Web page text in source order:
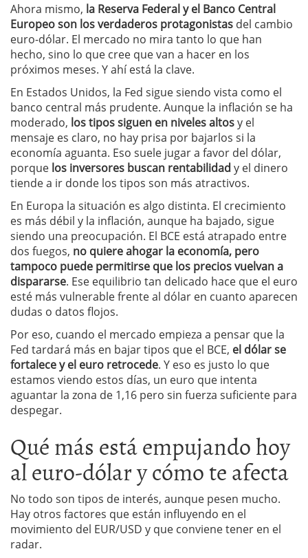
Ahora mismo, la Reserva Federal y el Banco Central
Europeo son los verdaderos protagonistas del cambio
euro-dólar. El mercado no mira tanto lo que han
hecho, sino lo que cree que van a hacer en los
próximos meses. Y ahí está la clave.
En Estados Unidos, la Fed sigue siendo vista como el
banco central más prudente. Aunque la inflación se ha
moderado, los tipos siguen en niveles altosy el
mensaje es claro, no hay prisa por bajarlos si la
economía aguanta. Eso suele jugar a favor del dólar,
porque los inversores buscan rentabilidad y el dinero
tiende a ir donde los tipos son más atractivos.
En Europa la situación es algo distinta. El crecimiento
es más débil y la inflación, aunque ha bajado, sigue
siendo una preocupación. El BCE está atrapado entre
dos fuegos, no quiere ahogar la economía, pero
tampoco puede permitirse que los precios vuelvan a
dispararse. Ese equilibrio tan delicado hace que el euro
esté más vulnerable frente al dólar en cuanto aparecen
dudas o datos flojos.
Por eso, cuando el mercado empieza a pensar que la
Fed tardará más en bajar tipos que el BCE, el dólar se
fortalece y el euro retrocede. Y eso es justo lo que
estamos viendo estos días, un euro que intenta
aguantar la zona de 1,16 pero sin fuerza suficiente para
despegar.
Qué más está empujando hoy
al euro-dólar y cómo te afecta
No todo son tipos de interés, aunque pesen mucho.
Hay otros factores que están influyendo en el
movimiento del EUR/USD y que conviene tener en el
radar.